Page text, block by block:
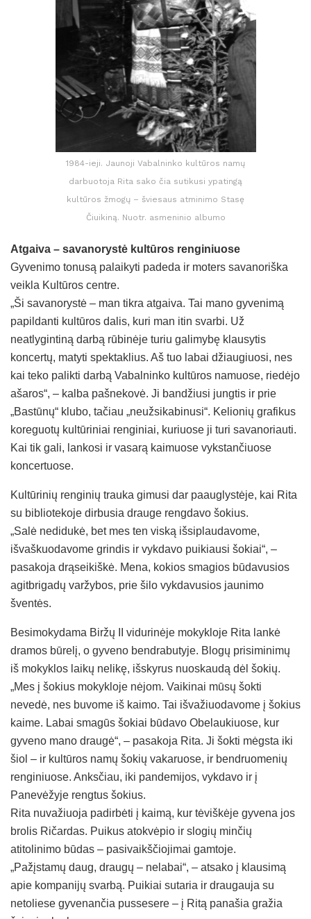
1984-ieji. Jaunoji Vabalninko kultūros namų
darbuotoja Rita sako čia sutikusi ypatingą
kultūros žmogų – šviesaus atminimo Stasę
Čiuikiną. Nuotr. asmeninio albumo
Atgaiva – savanorystė kultūros renginiuose
Gyvenimo tonusą palaikyti padeda ir moters savanoriška
veikla Kultūros centre.
„Ši savanorystė – man tikra atgaiva. Tai mano gyvenimą
papildanti kultūros dalis, kuri man itin svarbi. Už
neatlygintiną darbą rūbinėje turiu galimybę klausytis
koncertų, matyti spektaklius. Aš tuo labai džiaugiuosi, nes
kai teko palikti darbą Vabalninko kultūros namuose, riedėjo
ašaros“, – kalba pašnekovė. Ji bandžiusi jungtis ir prie
„Bastūnų“ klubo, tačiau „neužsikabinusi“. Kelionių grafikus
koreguotų kultūriniai renginiai, kuriuose ji turi savanoriauti.
Kai tik gali, lankosi ir vasarą kaimuose vykstančiuose
koncertuose.
Kultūrinių renginių trauka gimusi dar paauglystėje, kai Rita
su bibliotekoje dirbusia drauge rengdavo šokius.
„Salė nedidukė, bet mes ten viską išsiplaudavome,
išvaškuodavome grindis ir vykdavo puikiausi šokiai“, –
pasakoja drąseikiškė. Mena, kokios smagios būdavusios
agitbrigadų varžybos, prie šilo vykdavusios jaunimo
šventės.
Besimokydama Biržų II vidurinėje mokykloje Rita lankė
dramos būrelį, o gyveno bendrabutyje. Blogų prisiminimų
iš mokyklos laikų nelikę, išskyrus nuoskaudą dėl šokių.
„Mes į šokius mokykloje nėjom. Vaikinai mūsų šokti
nevedė, nes buvome iš kaimo. Tai išvažiuodavome į šokius
kaime. Labai smagūs šokiai būdavo Obelaukiuose, kur
gyveno mano draugė“, – pasakoja Rita. Ji šokti mėgsta iki
šiol – ir kultūros namų šokių vakaruose, ir bendruomenių
renginiuose. Anksčiau, iki pandemijos, vykdavo ir į
Panevėžyje rengtus šokius.
Rita nuvažiuoja padirbėti į kaimą, kur tėviškėje gyvena jos
brolis Ričardas. Puikus atokvėpio ir slogių minčių
atitolinimo būdas – pasivaikščiojimai gamtoje.
„Pažįstamų daug, draugų – nelabai“, – atsako į klausimą
apie kompanijų svarbą. Puikiai sutaria ir draugauja su
netoliese gyvenančia pussesere – į Ritą panašia gražia